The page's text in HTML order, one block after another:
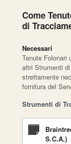
Come
di
Necessari
Tenute Folonari
altri Strumenti
strettamente
fornitura del
Strumenti di
S.C.A.)